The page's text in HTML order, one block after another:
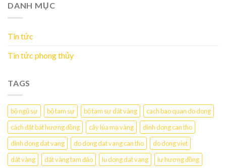
DANH MỤC
Tin tức
Tin tức phong thủy
TAGS
bộ ngũ sự bộ tam sự bộ tam sự dát vàng
cach bao quan do dong
cách đặt bát hương đồng
cây lúa mạ vàng
dinh dong can tho
dinh dong dat vang
do dong dat vang can tho
do dong viet
dát vàng
dát vàng tam đảo lu dong dat vang lư hương đồng